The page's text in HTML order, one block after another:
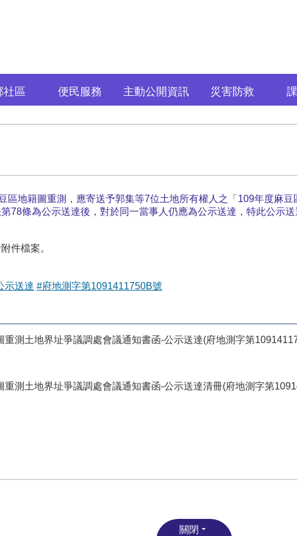
社區 便民服務 主動公開資訊 災害防救
區地籍圖重測，應寄送予郭集等7位土地所有權人之「109年度麻
78條為公示送達後，對於同一當事人仍應為公示送達，特此公示送
件檔案。
示送達 #府地測字第1091411750B號
重測土地界址爭議調處會議通知書函-公示送達(府地測字第
重測土地界址爭議調處會議通知書函-公示送達清冊(府地測字第
關閉